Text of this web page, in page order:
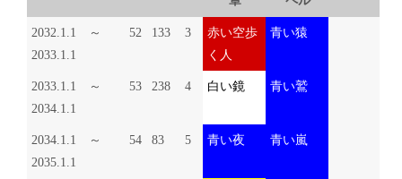
2032.1.1 ～
2033.1.1
52 133 3
赤い空歩
く人
青い猿
2033.1.1 ～
2034.1.1
53 238 4 白い鏡 青い鷲
2034.1.1 ～
2035.1.1
54 83 5 青い夜 青い嵐